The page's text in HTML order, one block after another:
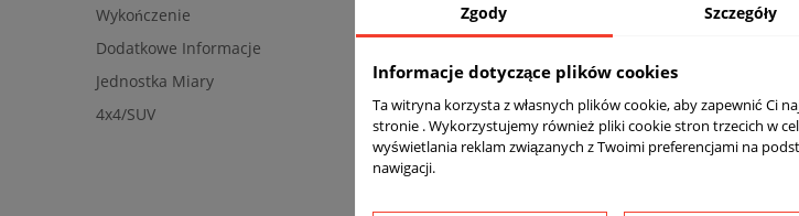
Wykończenie
Dodatkowe Informacje
Jednostka Miary
komplet (4 sztuki)
4x4/SUV
Tak
Zgody Szczegóły
Informacje dotyczące plików cookies
Ta witryna korzysta z własnych plików cookie, aby zapewnić Ci
stronie . Wykorzystujemy również pliki cookie stron trzecich w
wyświetlania reklam związanych z Twoimi preferencjami na
nawigacji.